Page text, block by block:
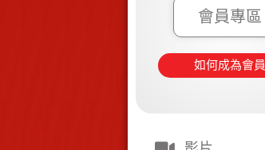
會員專區
如何成為會員